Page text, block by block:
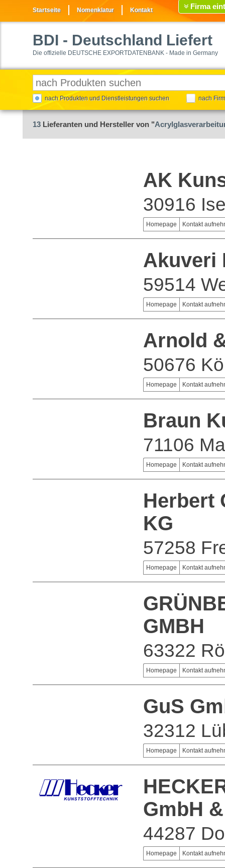
Startseite Nomenklatur Kontakt Firma
BDI - Deutschland Liefert
Die offizielle DEUTSCHE EXPORTDATENBANK - Made in Germany
nach Produkten und Dienstleistungen suchen nach
13 Lieferanten und Hersteller von "
AK
30916
Homepage Kontakt
Akuveri
59514
Homepage Kontakt
Arnold
50676
Homepage Kontakt
Braun
71106
Homepage Kontakt
Herbert
KG
57258
Homepage Kontakt
GMBH
63322
Homepage Kontakt
GuS
32312
Homepage Kontakt
GmbH
44287
Homepage Kontakt